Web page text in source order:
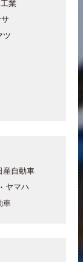
業
ツ
産自動車
ヤマハ
車